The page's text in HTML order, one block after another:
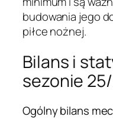
budowania jego
piłce nożnej.
Bilans i
sezonie
Ogólny bilans